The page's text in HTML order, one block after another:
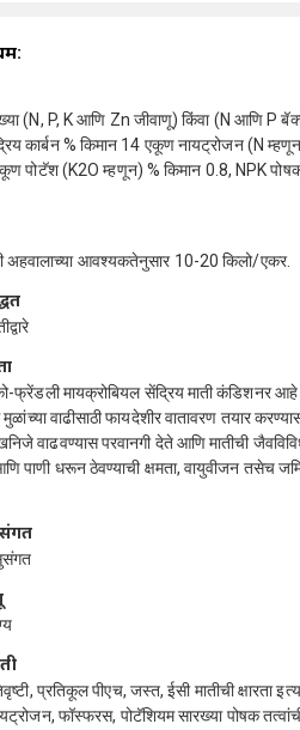
(N, P, K आणि Zn जीवाणू) किंवा (N आणि P
कार्बन % किमान 14 एकूण नायट्रोजन (N
पोटॅश (K2O म्हणून) % किमान 0.8, NPK
अहवालाच्या आवश्यकतेनुसार 10-20 किलो/एकर.
फ्रेंडली मायक्रोबियल सेंद्रिय माती कंडिशनर आहे
वाढीसाठी फायदेशीर वातावरण तयार
वाढवण्यास परवानगी देते आणि मातीची
पाणी धरून ठेवण्याची क्षमता, वायुवीजन तसेच
प्रतिकूल पीएच, जस्त, ईसी मातीची क्षारता
फॉस्फरस, पोटॅशियम सारख्या पोषक